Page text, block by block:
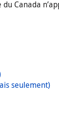
Canada
seulement)